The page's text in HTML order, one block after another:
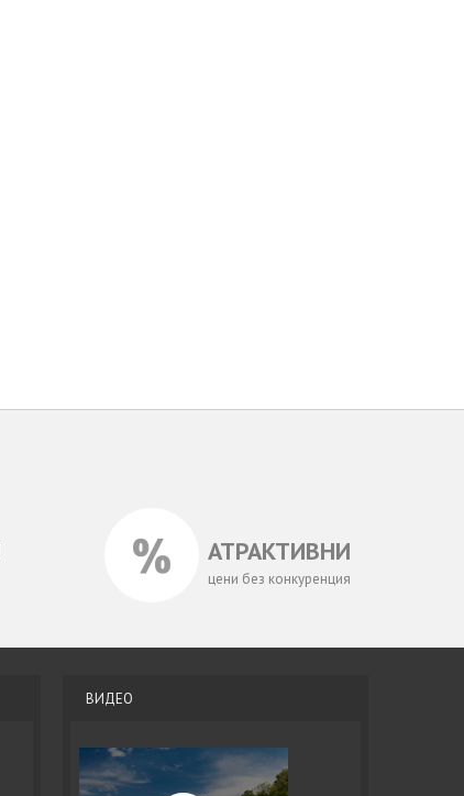
АТРАКТИВНИ
цени без конкуренция
ВИДЕО